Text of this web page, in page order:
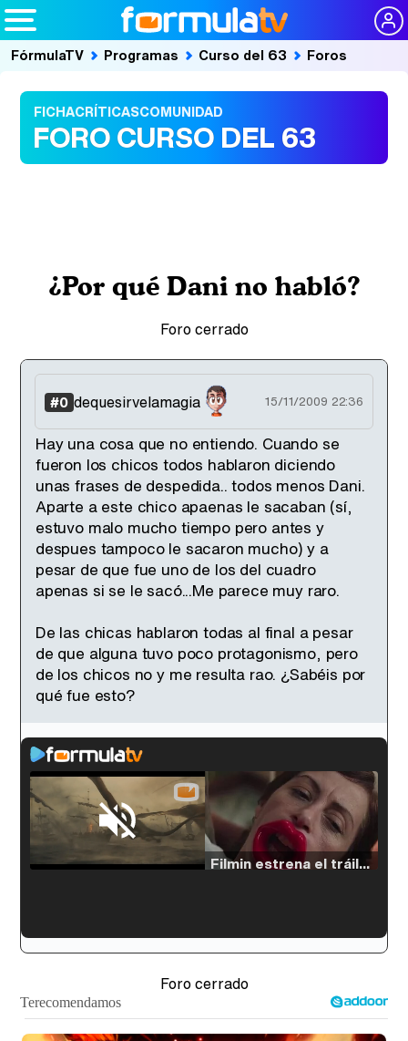
FórmulaTV Programas Curso del 63 Foros
FICHACRÍTICASCOMUNIDAD
FORO CURSO DEL 63
¿Por qué Dani no habló?
Foro cerrado
#0 dequesirvelamagia 15/11/2009 22:36
Hay una cosa que no entiendo. Cuando se
fueron los chicos todos hablaron diciendo
unas frases de despedida.. todos menos Dani.
Aparte a este chico apaenas le sacaban (sí,
estuvo malo mucho tiempo pero antes y
despues tampoco le sacaron mucho) y a
pesar de que fue uno de los del cuadro
apenas si se le sacó...Me parece muy raro.
De las chicas hablaron todas al final a pesar
de que alguna tuvo poco protagonismo, pero
de los chicos no y me resulta rao. ¿Sabéis por
qué fue esto?
Loaded:
Filmin estrena el tráiler de 'Millennial Mal', su nueva comedia universitaria de la mano de Lorena Iglesias
Foro cerrado